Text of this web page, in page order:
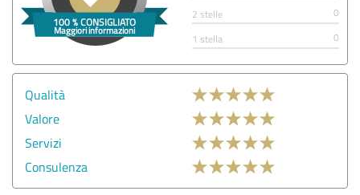
2 stelle
0
1 stella
0
Qualità
Valore
Servizi
Consulenza